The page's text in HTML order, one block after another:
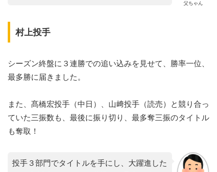
父ちゃん
村上投手
シーズン終盤に３連勝での追い込みを見せて、勝率一位、
最多勝に届きました。
また、髙橋宏投手（中日）、山﨑投手（読売）と競り合っ
ていた三振数も、最後に振り切り、最多奪三振のタイトル
も奪取！
投手３部門でタイトルを手にし、大躍進した